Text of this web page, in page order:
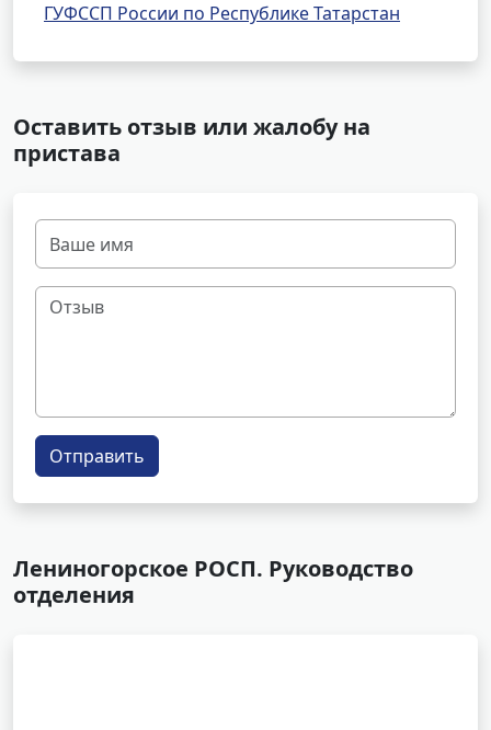
ГУФССП России по Республике Татарстан
Оставить отзыв или жалобу на
пристава
Отправить
Лениногорское РОСП. Руководство
отделения